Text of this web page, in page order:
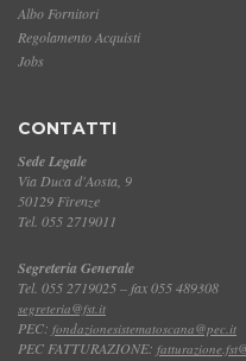
Albo Fornitori
Regolamento Acquisti
Jobs
CONTATTI
Sede Legale
Via Duca d'Aosta, 9
50129 Firenze
Tel. 055 2719011
Segreteria Generale
Tel. 055 2719025 – fax 055 489308
segreteria@fst.it
PEC: fondazionesistematoscana@pec.it
PEC FATTURAZIONE: